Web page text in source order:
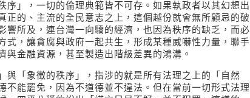
」，一切的倫理典範皆不可存。如果執政者以其幻想出
正的、主流的全民意志之上，這個越份就會無所顧忌的破
響所及，連台灣一向驕的經濟，也因為秩序的缺乏，而必
式，讓貪腐與政府一起共生，形成某種威嚇性力量，聯手
與金融資源，甚至製造出階級差異的鴻溝。
「象徵的秩序」，指涉的就是所有法理之上的「自然
不能罷免，因為不道德並不違法。但在當前一切形式法理